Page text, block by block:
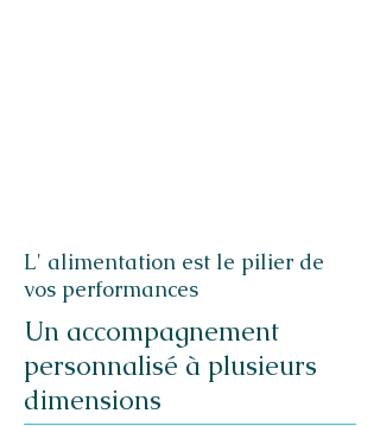
L' alimentation est le pilier de
vos performances
Un accompagnement
personnalisé à plusieurs
dimensions